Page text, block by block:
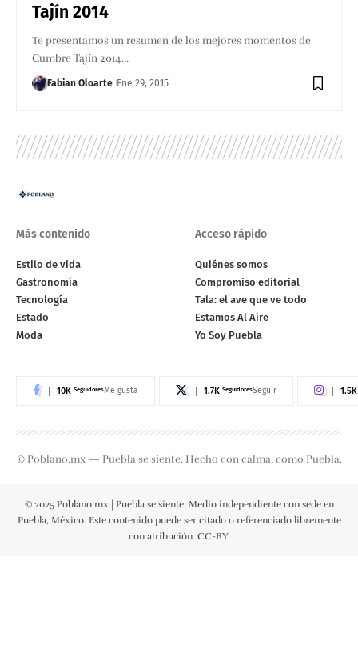
Tajín 2014
Te presentamos un resumen de los mejores momentos de
Cumbre Tajín 2014…
Fabian Oloarte Ene 29, 2015
Más contenido
Estilo de vida
Gastronomía
Tecnología
Estado
Moda
Acceso rápido
Quiénes somos
Compromiso editorial
Tala: el ave que ve todo
Estamos Al Aire
Yo Soy Puebla
10K SeguidoresMe gusta 1.7K SeguidoresSeguir 1.5K
© Poblano.mx — Puebla se siente. Hecho con calma, como Puebla.
© 2025 Poblano.mx | Puebla se siente. Medio independiente con sede en
Puebla, México. Este contenido puede ser citado o referenciado libremente
con atribución. CC-BY.